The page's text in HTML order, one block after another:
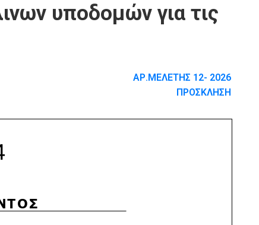
υποδομών για τις
ΑΡ.ΜΕΛΕΤΗΣ 12- 2026
ΠΡΟΣΚΛΗΣΗ